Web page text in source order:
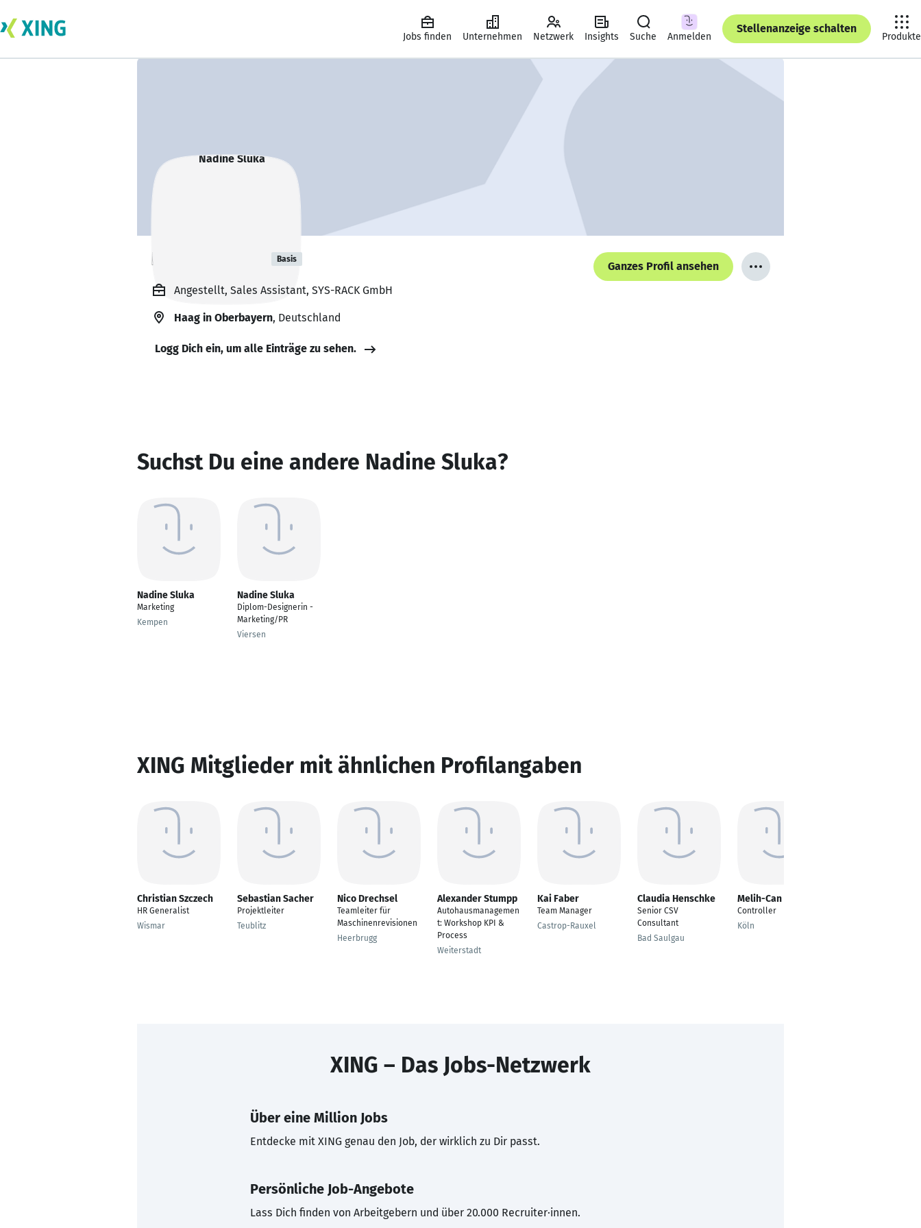
Jobs finden Unternehmen Netzwerk Insights Suche Anmelden
Stellenanzeige schalten
Produkte
Nadine Sluka Basis
Ganzes Profil ansehen
Angestellt, Sales Assistant, SYS-RACK GmbH
Haag in Oberbayern, Deutschland
Logg Dich ein, um alle Einträge zu sehen.
Suchst Du eine andere Nadine Sluka?
Nadine Sluka
Marketing
Kempen
Nadine Sluka
Diplom-Designerin -
Marketing/PR
Viersen
XING Mitglieder mit ähnlichen Profilangaben
Christian Szczech
HR Generalist
Wismar
Sebastian Sacher
Projektleiter
Teublitz
Nico Drechsel
Teamleiter für
Maschinenrevisionen
Heerbrugg
Alexander Stumpp
Autohausmanagemen
t: Workshop KPI &
Process
Weiterstadt
Kai Faber
Team Manager
Castrop-Rauxel
Claudia Henschke
Senior CSV
Consultant
Bad Saulgau
Melih-Can Bayram
Controller
Köln
XING – Das Jobs-Netzwerk
Über eine Million Jobs
Entdecke mit XING genau den Job, der wirklich zu Dir passt.
Persönliche Job-Angebote
Lass Dich finden von Arbeitgebern und über 20.000 Recruiter·innen.